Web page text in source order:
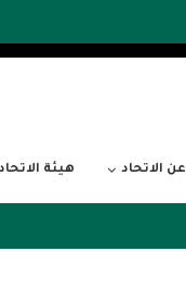
عن الاتحاد هيئة